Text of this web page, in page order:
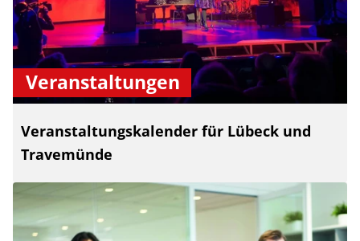
Veranstaltungen
Veranstaltungskalender für Lübeck und
Travemünde